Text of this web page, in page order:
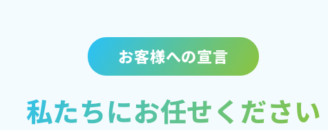
お客様への宣言
私たちにお任せください